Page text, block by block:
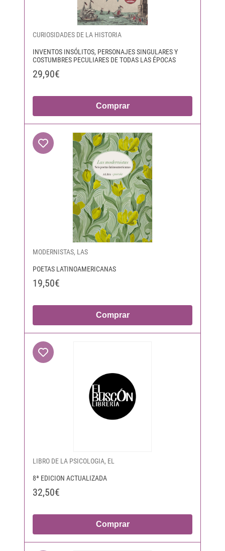
CURIOSIDADES DE LA HISTORIA
INVENTOS INSÓLITOS, PERSONAJES SINGULARES Y
COSTUMBRES PECULIARES DE TODAS LAS ÉPOCAS
29,90€
Comprar
MODERNISTAS, LAS
POETAS LATINOAMERICANAS
19,50€
Comprar
LIBRO DE LA PSICOLOGIA, EL
8ª EDICION ACTUALIZADA
32,50€
Comprar